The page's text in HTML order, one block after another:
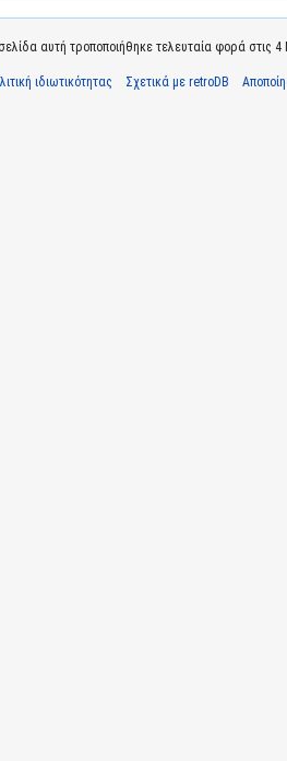
αυτή τροποποιήθηκε τελευταία φορά στις 4
ιδιωτικότητας Σχετικά με retroDB